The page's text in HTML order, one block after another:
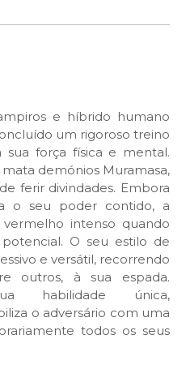
e híbrido humano
um rigoroso treino
sua força física e mental.
demónios Muramasa,
ferir divindades. Embora
o seu poder contido, a
intenso quando
O seu estilo de
e versátil, recorrendo
outros, à sua espada.
habilidade única,
o adversário com uma
todos os seus